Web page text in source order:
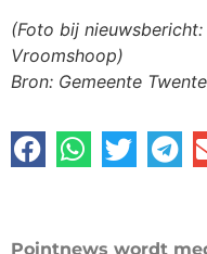
(Foto bij nieuwsbericht:
Vroomshoop)
Bron: Gemeente
Pointnews wordt